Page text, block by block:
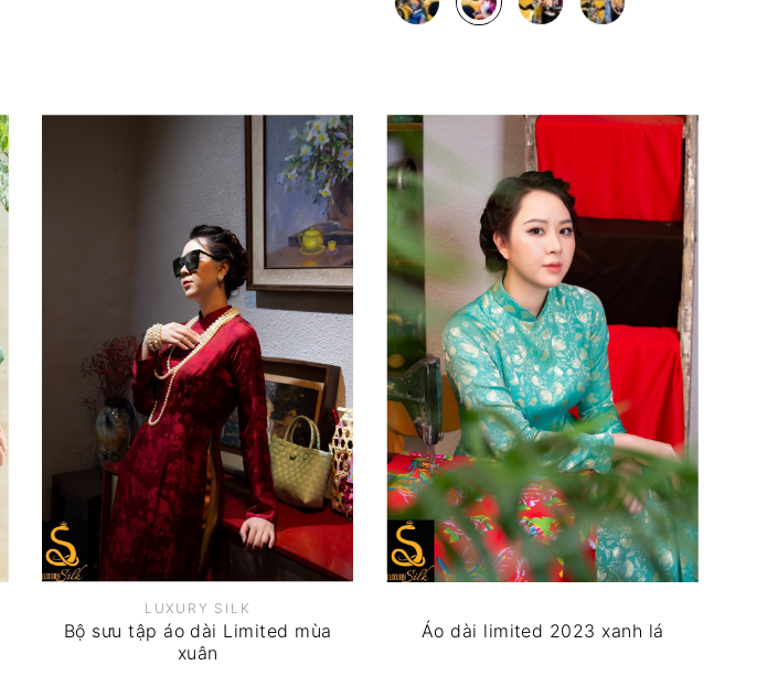
LUXURY SILK
Bộ sưu tập áo dài Limited mùa
xuân
Áo dài limited 2023 xanh lá